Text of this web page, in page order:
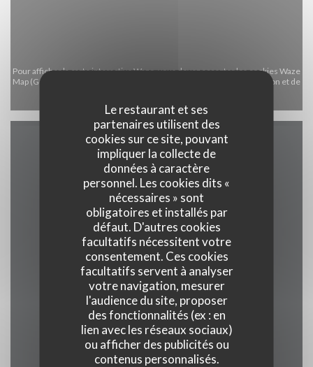
Le restaurant et ses
partenaires utilisent des
cookies sur ce site, pouvant
impliquer la collecte de
données à caractère
personnel. Les cookies dits «
nécessaires » sont
obligatoires et installés par
défaut. D'autres cookies
facultatifs nécessitent votre
consentement. Ces cookies
facultatifs servent à analyser
votre navigation, mesurer
l'audience du site, proposer
des fonctionnalités (ex : en
lien avec les réseaux sociaux)
ou afficher des publicités ou
contenus personnalisés.
Pour afficher la carte interactive Waze, vous devez accepter les cookies Waze
Map (Google). Ces cookies peuvent collecter des données de navigation et de
Infos pratiques
Cuisine
Produits frais, Fait maison, Traditionnel
Type de restaurant
Restaurant traditionnel
Services